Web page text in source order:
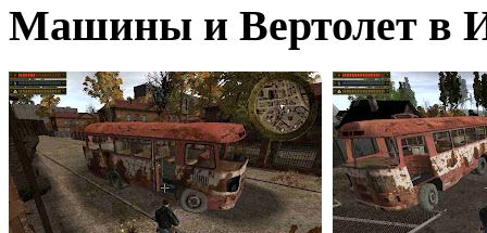
Машины и Вертолет в